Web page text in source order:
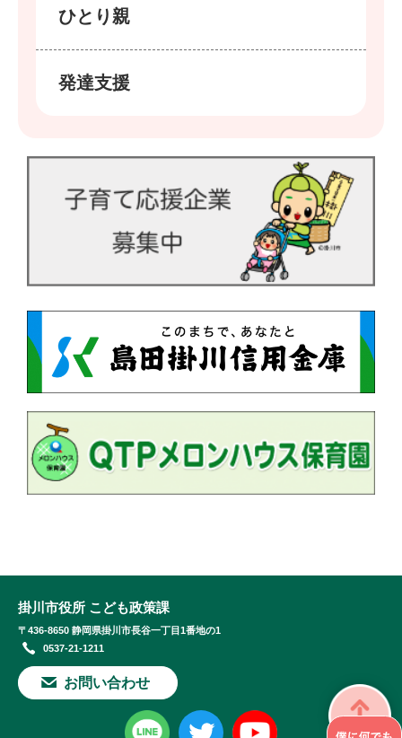
ひとり親
発達支援
掛川市役所 こども政策課
〒436-8650 静岡県掛川市長谷一丁目1番地の1
0537-21-1211
お問い合わせ